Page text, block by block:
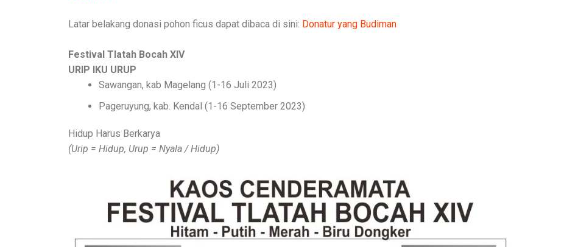
Latar belakang donasi pohon ficus dapat dibaca di sini: Donatur yang Budiman
Festival Tlatah Bocah XIV
URIP IKU URUP
Sawangan, kab Magelang (1-16 Juli 2023)
Pageruyung, kab. Kendal (1-16 September 2023)
Hidup Harus Berkarya
(Urip = Hidup, Urup = Nyala / Hidup)